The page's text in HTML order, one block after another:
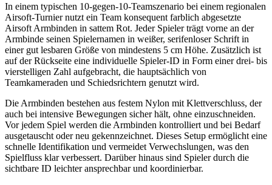
In einem typischen 10-gegen-10-Teamszenario bei einem regionalen
Airsoft-Turnier nutzt ein Team konsequent farblich abgesetzte
Airsoft Armbinden in sattem Rot. Jeder Spieler trägt vorne an der
Armbinde seinen Spielernamen in weißer, serifenloser Schrift in
einer gut lesbaren Größe von mindestens 5 cm Höhe. Zusätzlich ist
auf der Rückseite eine individuelle Spieler-ID in Form einer drei- bis
vierstelligen Zahl aufgebracht, die hauptsächlich von
Teamkameraden und Schiedsrichtern genutzt wird.
Die Armbinden bestehen aus festem Nylon mit Klettverschluss, der
auch bei intensive Bewegungen sicher hält, ohne einzuschneiden.
Vor jedem Spiel werden die Armbinden kontrolliert und bei Bedarf
ausgetauscht oder neu gekennzeichnet. Dieses Setup ermöglicht eine
schnelle Identifikation und vermeidet Verwechslungen, was den
Spielfluss klar verbessert. Darüber hinaus sind Spieler durch die
sichtbare ID leichter ansprechbar und koordinierbar.